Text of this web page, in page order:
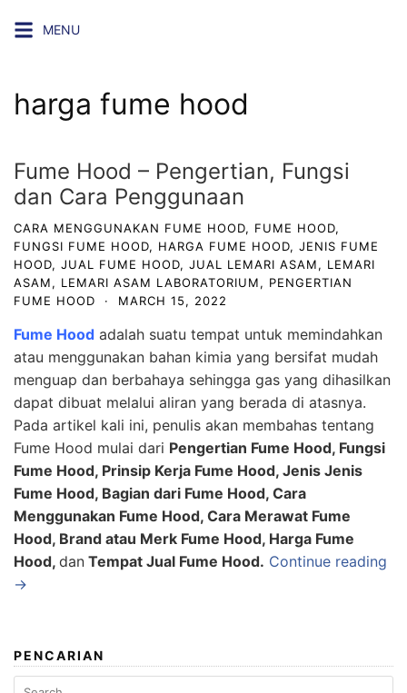
MENU
harga fume hood
Fume Hood – Pengertian, Fungsi
dan Cara Penggunaan
CARA MENGGUNAKAN FUME HOOD, FUME HOOD,
FUNGSI FUME HOOD, HARGA FUME HOOD, JENIS FUME
HOOD, JUAL FUME HOOD, JUAL LEMARI ASAM, LEMARI
ASAM, LEMARI ASAM LABORATORIUM, PENGERTIAN
FUME HOOD
· MARCH 15, 2022
Fume Hood adalah suatu tempat untuk memindahkan
atau menggunakan bahan kimia yang bersifat mudah
menguap dan berbahaya sehingga gas yang dihasilkan
dapat dibuat melalui aliran yang berada di atasnya.
Pada artikel kali ini, penulis akan membahas tentang
Fume Hood mulai dari Pengertian Fume Hood, Fungsi
Fume Hood, Prinsip Kerja Fume Hood, Jenis Jenis
Fume Hood, Bagian dari Fume Hood, Cara
Menggunakan Fume Hood, Cara Merawat Fume
Hood, Brand atau Merk Fume Hood, Harga Fume
Hood, dan Tempat Jual Fume Hood. Continue reading
→
PENCARIAN
Search